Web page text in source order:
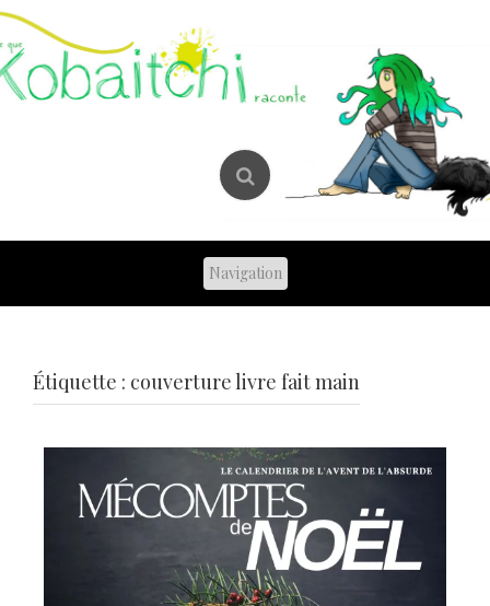
Skip
content
Étiquette : couverture livre fait main